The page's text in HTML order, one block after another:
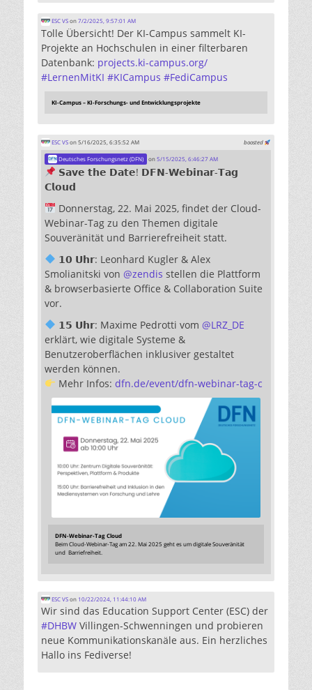
ESC VSon7/2/2025, 9:57:01 AM
Tolle Übersicht! Der KI-Campus sammelt KI-
Projekte an Hochschulen in einer filterbaren
Datenbank: projects.ki-campus.org/
#LernenMitKI #KICampus #FediCampus
KI-Campus – KI-Forschungs- und Entwicklungsprojekte
boosted
ESC VSon 5/16/2025, 6:35:52 AM
Deutsches Forschungsnetz (DFN) on5/15/2025, 6:46:27 AM
𝗦𝗮𝘃𝗲 𝘁𝗵𝗲 𝗗𝗮𝘁𝗲! 𝗗𝗙𝗡-𝗪𝗲𝗯𝗶𝗻𝗮𝗿-𝗧𝗮𝗴
𝗖𝗹𝗼𝘂𝗱
Donnerstag, 22. Mai 2025, findet der Cloud-
Webinar-Tag zu den Themen digitale
Souveränität und Barrierefreiheit statt.
𝟭𝟬 𝗨𝗵𝗿: Leonhard Kugler & Alex
Smolianitski von @zendis stellen die Plattform
& browserbasierte Office & Collaboration Suite
vor.
𝟭𝟱 𝗨𝗵𝗿: Maxime Pedrotti vom @LRZ_DE
erklärt, wie digitale Systeme &
Benutzeroberflächen inklusiver gestaltet
werden können.
Mehr Infos: dfn.de/event/dfn-webinar-tag-c
DFN-Webinar-Tag Cloud
Beim Cloud-Webinar-Tag am 22. Mai 2025 geht es um digitale Souveränität
und Barriefreiheit.
ESC VSon 10/22/2024, 11:44:10 AM
Wir sind das Education Support Center (ESC) der
#DHBW Villingen-Schwenningen und probieren
neue Kommunikationskanäle aus. Ein herzliches
Hallo ins Fediverse!